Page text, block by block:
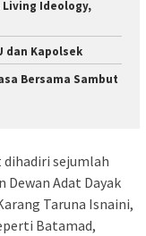
Living Ideology,
dan Kapolsek
Bersama Sambut
sejumlah
Adat Dayak
Taruna Isnaini,
Batamad,